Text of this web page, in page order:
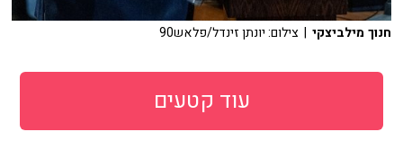
חנוך מילביצקי | צילום: יונתן זינדל/פלאש90
עוד קטעים